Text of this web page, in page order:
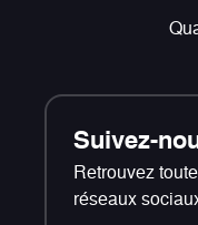
Suivez-
Retrouvez
réseaux